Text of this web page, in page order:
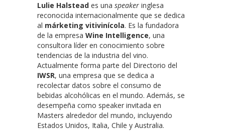
Lulie Halstead es una speaker inglesa
reconocida internacionalmente que se dedica
al márketing vitivinícola. Es la fundadora
de la empresa Wine Intelligence, una
consultora líder en conocimiento sobre
tendencias de la industria del vino.
Actualmente forma parte del Directorio del
IWSR, una empresa que se dedica a
recolectar datos sobre el consumo de
bebidas alcohólicas en el mundo. Además, se
desempeña como speaker invitada en
Masters alrededor del mundo, incluyendo
Estados Unidos, Italia, Chile y Australia.